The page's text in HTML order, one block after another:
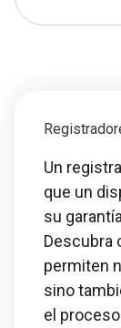
Un
que un
su
Descubra
permiten
sino
el